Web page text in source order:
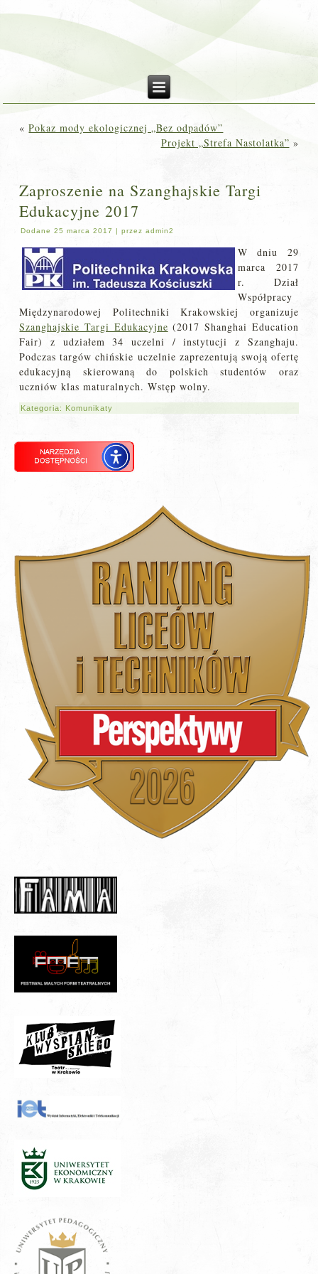
«Pokaz mody ekologicznej „Bez odpadów”
Projekt „Strefa Nastolatka” »
Zaproszenie na Szanghajskie Targi
Edukacyjne 2017
Dodane 25 marca 2017 |przez admin2
W dniu 29
marca 2017
r. Dział
Współpracy
Międzynarodowej Politechniki Krakowskiej organizuje
Szanghajskie Targi Edukacyjne (2017 Shanghai Education
Fair) z udziałem 34 uczelni / instytucji z Szanghaju.
Podczas targów chińskie uczelnie zaprezentują swoją ofertę
edukacyjną skierowaną do polskich studentów oraz
uczniów klas maturalnych. Wstęp wolny.
Kategoria: Komunikaty